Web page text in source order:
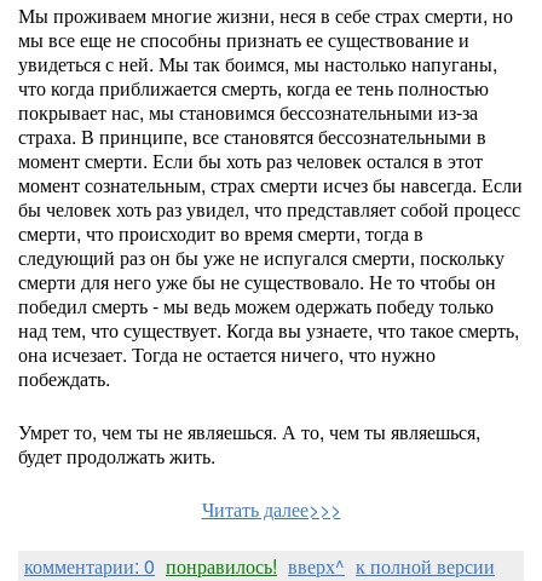
Мы проживаем многие жизни, неся в себе страх смерти, но
мы все еще не способны признать ее существование и
увидеться с ней. Мы так боимся, мы настолько напуганы,
что когда приближается смерть, когда ее тень полностью
покрывает нас, мы становимся бессознательными из-за
страха. В принципе, все становятся бессознательными в
момент смерти. Если бы хоть раз человек остался в этот
момент сознательным, страх смерти исчез бы навсегда. Если
бы человек хоть раз увидел, что представляет собой процесс
смерти, что происходит во время смерти, тогда в
следующий раз он бы уже не испугался смерти, поскольку
смерти для него уже бы не существовало. Не то чтобы он
победил смерть - мы ведь можем одержать победу только
над тем, что существует. Когда вы узнаете, что такое смерть,
она исчезает. Тогда не остается ничего, что нужно
побеждать.
Умрет то, чем ты не являешься. А то, чем ты являешься,
будет продолжать жить.
Читать далее>>>
комментарии: 0 понравилось! вверх^ к полной версии